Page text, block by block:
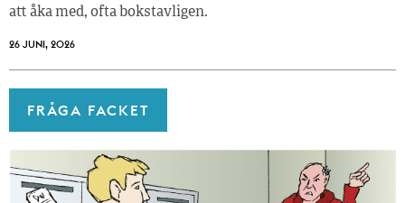
att åka med, ofta bokstavligen.
26 JUNI, 2026
FRÅGA FACKET